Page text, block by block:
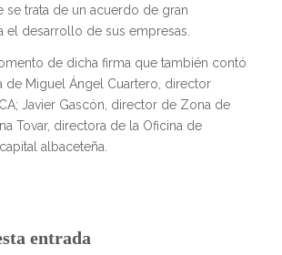
se trata de un acuerdo de gran
el desarrollo de sus empresas.
de dicha firma que también contó
de Miguel Ángel Cuartero, director
Javier Gascón, director de Zona de
Tovar, directora de la Oficina de
albaceteña.
entrada